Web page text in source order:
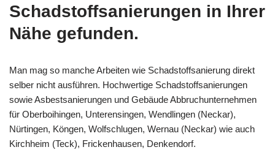
Schadstoffsanierungen in Ihrer
Nähe gefunden.
Man mag so manche Arbeiten wie Schadstoffsanierung direkt
selber nicht ausführen. Hochwertige Schadstoffsanierungen
sowie Asbestsanierungen und Gebäude Abbruchunternehmen
für Oberboihingen, Unterensingen, Wendlingen (Neckar),
Nürtingen, Köngen, Wolfschlugen, Wernau (Neckar) wie auch
Kirchheim (Teck), Frickenhausen, Denkendorf.